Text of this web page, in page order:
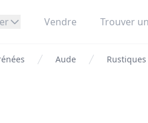
Vendre Trouver
Aude Rustiques